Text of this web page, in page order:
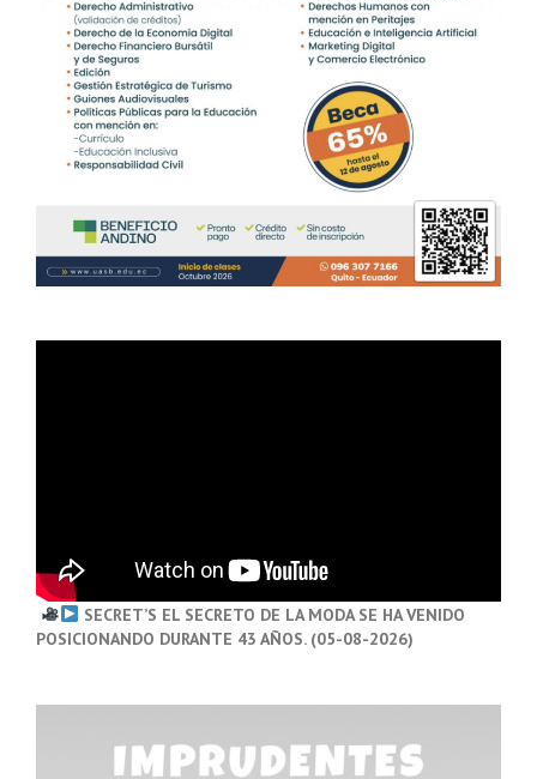
SECRET’S EL SECRETO DE LA MODA SE HA VENIDO
POSICIONANDO DURANTE 43 AÑOS. (05-08-2026)